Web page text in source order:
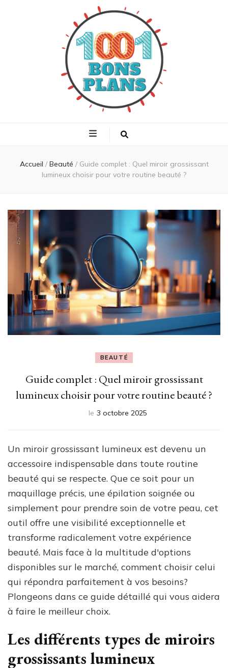
1001 bons plans
Trouvez les meilleurs plans shopping
Accueil / Beauté / Guide complet : Quel miroir grossissant
lumineux choisir pour votre routine beauté ?
BEAUTÉ
Guide complet : Quel miroir grossissant
lumineux choisir pour votre routine beauté ?
le 3 octobre 2025
Un miroir grossissant lumineux est devenu un
accessoire indispensable dans toute routine
beauté qui se respecte. Que ce soit pour un
maquillage précis, une épilation soignée ou
simplement pour prendre soin de votre peau, cet
outil offre une visibilité exceptionnelle et
transforme radicalement votre expérience
beauté. Mais face à la multitude d'options
disponibles sur le marché, comment choisir celui
qui répondra parfaitement à vos besoins?
Plongeons dans ce guide détaillé qui vous aidera
à faire le meilleur choix.
Les différents types de miroirs
grossissants lumineux